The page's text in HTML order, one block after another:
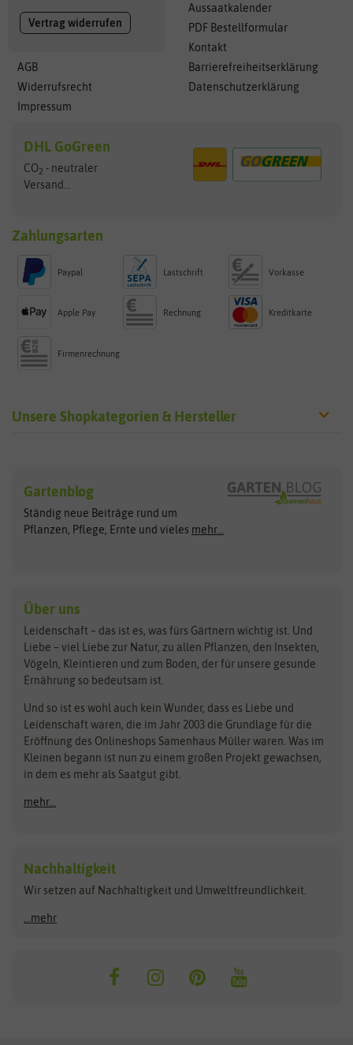
Vertrag widerrufen
AGB
Widerrufsrecht
Impressum
Aussaatkalender
PDF Bestellformular
Kontakt
Barrierefreiheitserklärung
Datenschutzerklärung
DHL GoGreen
CO2 - neutraler
Versand...
Zahlungsarten
Paypal Lastschrift Vorkasse
Apple Pay Rechnung Kreditkarte
Firmenrechnung
Unsere Shopkategorien & Hersteller
Exotische Samen
Gemüsesamen
Gründünger
Kräutersamen
Obstsamen
Pilzbrut
Rasensamen
Steckzwiebeln
Zimmer & Kübelpflanzen
Kataloge
Schnäppchen
Anzucht & Gartenzubehör
Anzuchtschalen
Heizmatte & Heizkabel
Kokos-Quelltabletten
Zimmergewächshaus
Arche Noah
ASB Greenworld
Benary
Bingenheimer Saatgut
Bionana
BIOWOL
Blumicorn
Bûten Birds
Carl Pabst
Clever Pots
COMPO
Dürr-Samen
Feldsaaten Freudenberger
Fertil
Flora Elite
Florissa
Flortis
Franchi Sementi
Hortitops
JUB Holland
Gartenblog
Ständig neue Beiträge rund um
Pflanzen, Pflege, Ernte und vieles mehr...
Über uns
Leidenschaft – das ist es, was fürs Gärtnern wichtig ist. Und
Liebe – viel Liebe zur Natur, zu allen Pflanzen, den Insekten,
Vögeln, Kleintieren und zum Boden, der für unsere gesunde
Ernährung so bedeutsam ist.
Und so ist es wohl auch kein Wunder, dass es Liebe und
Leidenschaft waren, die im Jahr 2003 die Grundlage für die
Eröffnung des Onlineshops Samenhaus Müller waren. Was im
Kleinen begann ist nun zu einem großen Projekt gewachsen,
in dem es mehr als Saatgut gibt.
mehr...
Nachhaltigkeit
Wir setzen auf Nachhaltigkeit und Umweltfreundlichkeit.
...mehr